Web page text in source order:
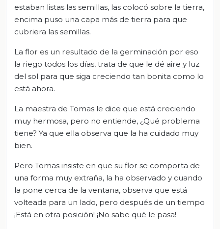
estaban listas las semillas, las colocó sobre la tierra,
encima puso una capa más de tierra para que
cubriera las semillas.
La flor es un resultado de la germinación por eso
la riego todos los días, trata de que le dé aire y luz
del sol para que siga creciendo tan bonita como lo
está ahora.
La maestra de Tomas le dice que está creciendo
muy hermosa, pero no entiende, ¿Qué problema
tiene? Ya que ella observa que la ha cuidado muy
bien.
Pero Tomas insiste en que su flor se comporta de
una forma muy extraña, la ha observado y cuando
la pone cerca de la ventana, observa que está
volteada para un lado, pero después de un tiempo
¡Está en otra posición! ¡No sabe qué le pasa!